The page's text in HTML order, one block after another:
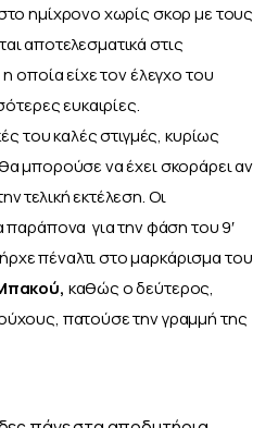
ημίχρονο χωρίς σκορ με τους
αποτελεσματικά στις
οποία είχε τον έλεγχο του
ευκαιρίες.
μπορούσε να έχει σκοράρει αν
τελική εκτέλεση. Οι
παράπονα  για την φάση του 9′
πέναλτι στο μαρκάρισμα του
καθώς ο δεύτερος,
πατούσε την γραμμή της